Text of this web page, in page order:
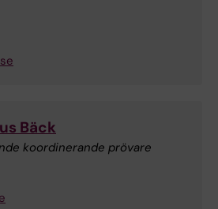
Bäck
koordinerande prövare